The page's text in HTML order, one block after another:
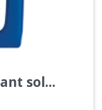
sol...